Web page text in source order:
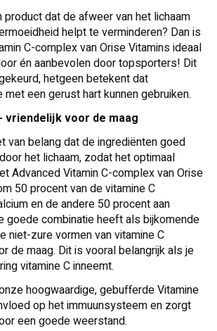
product dat de afweer van het lichaam
helpt te verminderen? Dan is
C-complex van Orise Vitamins ideaal
én aanbevolen door topsporters! Dit
hetgeen betekent dat
een gerust hart kunnen gebruiken.
vriendelijk voor de maag
van belang dat de ingrediënten goed
het lichaam, zodat het optimaal
Advanced Vitamin C-complex van Orise
50 procent van de vitamine C
en de andere 50 procent aan
goede combinatie heeft als bijkomende
niet-zure vormen van vitamine C
de maag. Dit is vooral belangrijk als je
vitamine C inneemt.
hoogwaardige, gebufferde Vitamine
op het immuunsysteem en zorgt
een goede weerstand.